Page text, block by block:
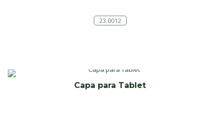
23.0012
Capa para Tablet